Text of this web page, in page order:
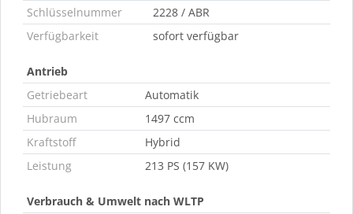
Schlüsselnummer
2228 / ABR
Verfügbarkeit
sofort verfügbar
Antrieb
Getriebeart
Automatik
Hubraum
1497 ccm
Kraftstoff
Hybrid
Leistung
213 PS (157 KW)
Verbrauch & Umwelt nach WLTP